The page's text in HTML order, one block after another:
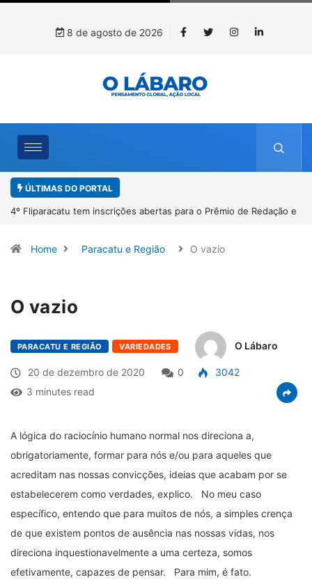
8 de agosto de 2026
ÚLTIMAS DO PORTAL
Paracatu caminha pelos 20 anos da Lei Maria da Penha
Home Paracatu e Região O vazio
O vazio
PARACATU E REGIÃO VARIEDADES O Lábaro
20 de dezembro de 2020 0
3042
3 minutes read
A lógica do raciocínio humano normal nos direciona a,
obrigatoriamente, formar para nós e/ou para aqueles que
acreditam nas nossas convicções, ideias que acabam por se
estabelecerem como verdades, explico. No meu caso
específico, entendo que para muitos de nós, a simples crença
de que existem pontos de ausência nas nossas vidas, nos
direciona inquestionavelmente a uma certeza, somos
efetivamente, capazes de pensar. Para mim, é fato.